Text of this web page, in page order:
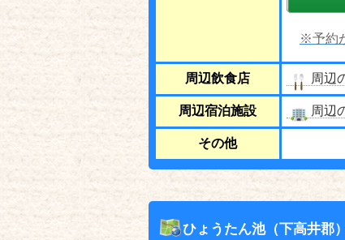
※予約
周辺飲食店 周辺
周辺宿泊施設 周辺
その他
ひょうたん池（下高井郡